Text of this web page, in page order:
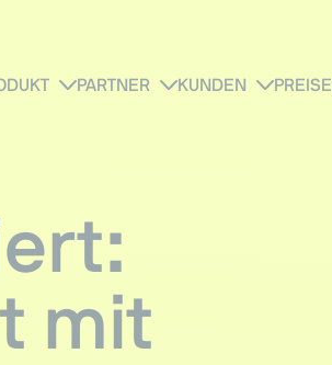
PARTNER KUNDEN PREISE
mit